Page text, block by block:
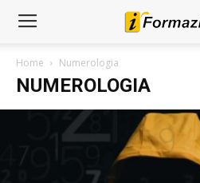
Home Numerologia
NUMEROLOGIA